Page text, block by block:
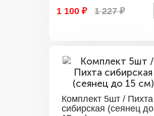
1 100 ₽ 1 227 ₽
Комплект 5шт / Пихта
сибирская (сеянец до